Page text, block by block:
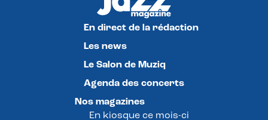
En direct de la rédaction
Les news
Le Salon de Muziq
Agenda des concerts
Nos magazines
En kiosque ce mois-ci